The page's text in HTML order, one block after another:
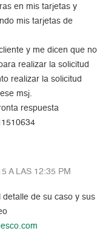
en mis tarjetas y
mis tarjetas de
y me dicen que no
realizar la solicitud
realizar la solicitud
msj.
respuesta
A LAS 12:35 PM
detalle de su caso y sus